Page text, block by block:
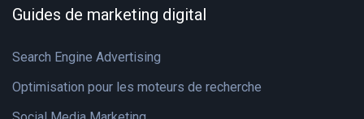
Guides de marketing digital
Search Engine Advertising
Optimisation pour les moteurs de recherche